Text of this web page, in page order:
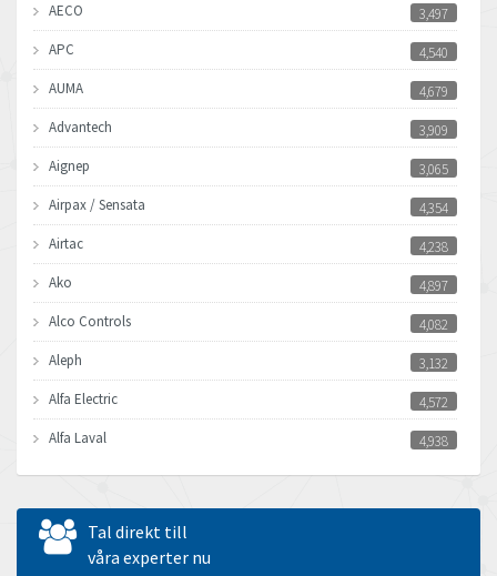
AECO
3,497
APC
4,540
AUMA
4,679
Advantech
3,909
Aignep
3,065
Airpax / Sensata
4,354
Airtac
4,238
Ako
4,897
Alco Controls
4,082
Aleph
3,132
Alfa Electric
4,572
Alfa Laval
4,938
Allen Bradley
3,685
Allen West
Amperite
Tal direkt till
våra experter nu